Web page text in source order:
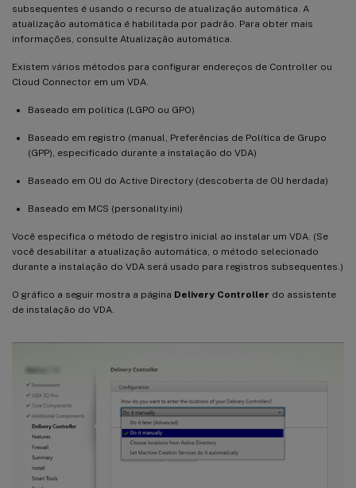
subsequentes é usando o recurso de atualização automática. A
atualização automática é habilitada por padrão. Para obter mais
informações, consulte Atualização automática.
Existem vários métodos para configurar endereços de Controller ou
Cloud Connector em um VDA.
Baseado em política (LGPO ou GPO)
Baseado em registro (manual, Preferências de Política de Grupo
(GPP), especificado durante a instalação do VDA)
Baseado em OU do Active Directory (descoberta de OU herdada)
Baseado em MCS (personality.ini)
Você especifica o método de registro inicial ao instalar um VDA. (Se
você desabilitar a atualização automática, o método selecionado
durante a instalação do VDA será usado para registros subsequentes.)
O gráfico a seguir mostra a página Delivery Controller do assistente
de instalação do VDA.